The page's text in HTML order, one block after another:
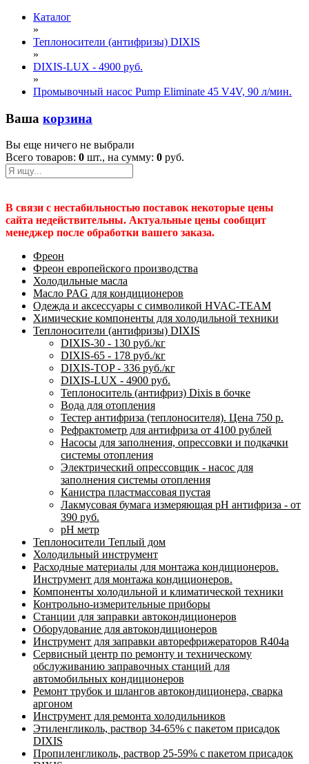
Каталог
»
Теплоносители (антифризы) DIXIS
»
DIXIS-LUX - 4900 руб.
»
Промывочный насос Pump Eliminate 45 V4V, 90 л/мин.
Ваша корзина
Вы еще ничего не выбрали
Всего товаров: 0 шт., на сумму: 0 руб.
В связи с нестабильностью поставок некоторые цены
сайта недействительны. Актуальные цены сообщит
менеджер после обработки вашего заказа.
Фреон
Фреон европейского производства
Холодильные масла
Масло PAG для кондиционеров
Одежда и аксессуары с символикой HVAC-TEAM
Химические компоненты для холодильной техники
Теплоносители (антифризы) DIXIS
DIXIS-30 - 130 руб./кг
DIXIS-65 - 178 руб./кг
DIXIS-ТОP - 336 руб./кг
DIXIS-LUX - 4900 руб.
Теплоноситель (антифриз) Dixis в бочке
Вода для отопления
Тестер антифриза (теплоносителя). Цена 750 р.
Рефрактометр для антифриза от 4100 рублей
Насосы для заполнения, опрессовки и подкачки
системы отопления
Электрический опрессовщик - насос для
заполнения системы отопления
Канистра пластмассовая пустая
Лакмусовая бумага измеряющая pH антифриза - от
390 руб.
pH метр
Теплоносители Теплый дом
Холодильный инструмент
Расходные материалы для монтажа кондиционеров.
Инструмент для монтажа кондиционеров.
Компоненты холодильной и климатической техники
Контрольно-измерительные приборы
Станции для заправки автокондиционеров
Оборудование для автокондиционеров
Инструмент для заправки авторефрижераторов R404a
Сервисный центр по ремонту и техническому
обслуживанию заправочных станций для
автомобильных кондиционеров
Ремонт трубок и шлангов автокондиционера, сварка
аргоном
Инструмент для ремонта холодильников
Этиленгликоль, раствор 34-65% с пакетом присадок
DIXIS
Пропиленгликоль, раствор 25-59% с пакетом присадок